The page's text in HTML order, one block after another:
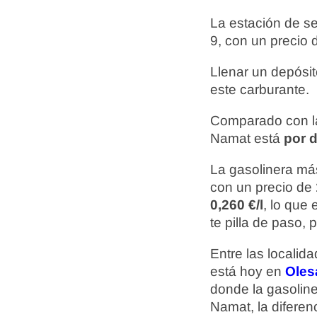
La estación de
9, con un precio
Llenar un
este carburante.
Comparado con
Namat está por
La gasolinera
con un precio de
0,260 €/l, lo que
te pilla de paso,
Entre las
está hoy en
donde la
Namat, la